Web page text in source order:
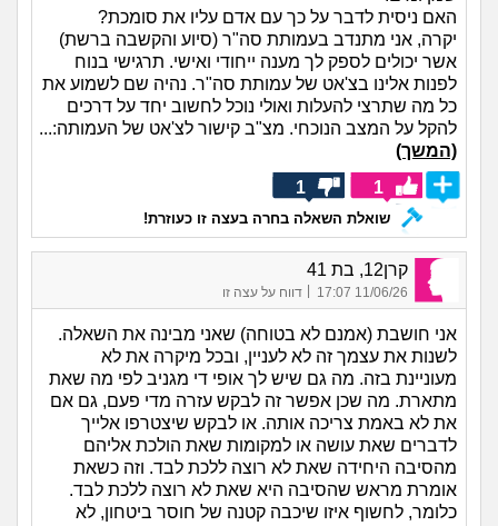
האם ניסית לדבר על כך עם אדם עליו את סומכת?
יקרה, אני מתנדב בעמותת סה"ר (סיוע והקשבה ברשת)
אשר יכולים לספק לך מענה ייחודי ואישי. תרגישי בנוח
לפנות אלינו בצ'אט של עמותת סה"ר. נהיה שם לשמוע את
כל מה שתרצי להעלות ואולי נוכל לחשוב יחד על דרכים
להקל על המצב הנוכחי. מצ"ב קישור לצ'אט של העמותה:...
(המשך)
1
1
שואלת השאלה בחרה בעצה זו כעוזרת!
קרן12, בת 41
11/06/26 17:07 דווח על עצה זו
אני חושבת (אמנם לא בטוחה) שאני מבינה את השאלה.
לשנות את עצמך זה לא לעניין, ובכל מיקרה את לא
מעוניינת בזה. מה גם שיש לך אופי די מגניב לפי מה שאת
מתארת. מה שכן אפשר זה לבקש עזרה מדי פעם, גם אם
את לא באמת צריכה אותה. או לבקש שיצטרפו אלייך
לדברים שאת עושה או למקומות שאת הולכת אליהם
מהסיבה היחידה שאת לא רוצה ללכת לבד. וזה כשאת
אומרת מראש שהסיבה היא שאת לא רוצה ללכת לבד.
כלומר, לחשוף איזו שיכבה קטנה של חוסר ביטחון, לא